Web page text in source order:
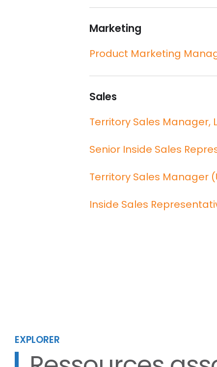
Marketing
Product Marketing
Sales
Territory Sales Manager,
Senior Inside Sales
Territory Sales Manager
Inside Sales
EXPLORER